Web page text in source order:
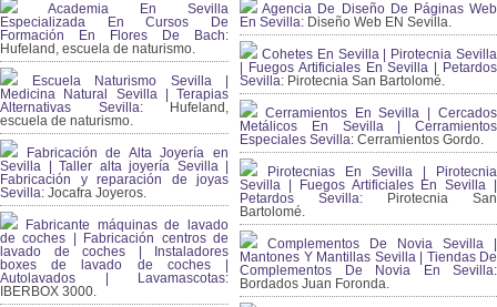
Academia En Sevilla
Especializada En Cursos De
Formación En Flores De Bach:
Hufeland, escuela de naturismo.
Escuela Naturismo Sevilla |
Medicina Natural Sevilla | Terapias
Alternativas Sevilla: Hufeland,
escuela de naturismo.
Fabricación de Alta Joyería en
Sevilla | Taller alta joyería Sevilla |
Fabricación y reparación de joyas
Sevilla: Jocafra Joyeros.
Fabricante máquinas de lavado
de coches | Fabricación centros de
lavado de coches | Instaladores
boxes de lavado de coches |
Autolavados | Lavamascotas:
IBERBOX 3000.
Agencia De Diseño De Páginas Web
En Sevilla: Diseño Web EN Sevilla.
Cohetes En Sevilla | Pirotecnia Sevilla
| Fuegos Artificiales En Sevilla | Petardos
Sevilla: Pirotecnia San Bartolomé.
Cerramientos En Sevilla | Cercados
Metálicos En Sevilla | Cerramientos
Especiales Sevilla: Cerramientos Gordo.
Pirotecnias En Sevilla | Pirotecnia
Sevilla | Fuegos Artificiales En Sevilla |
Petardos Sevilla: Pirotecnia San
Bartolomé.
Complementos De Novia Sevilla |
Mantones Y Mantillas Sevilla | Tiendas De
Complementos De Novia En Sevilla:
Bordados Juan Foronda.